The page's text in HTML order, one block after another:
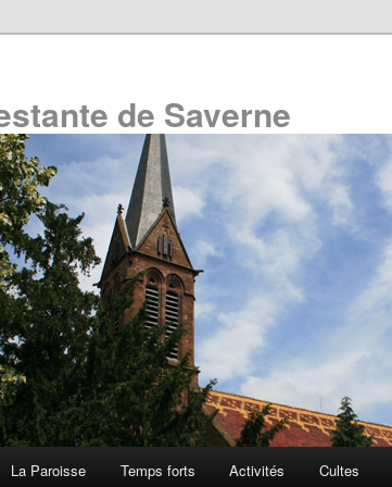
de Saverne
La Paroisse Temps forts Activités Cultes